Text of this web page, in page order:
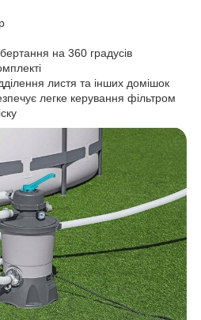
на 360 градусів
листя та інших домішок
легке керування фільтром